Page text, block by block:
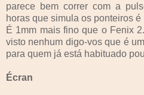
parece bem correr com a
horas que simula os ponteiros é
É 1mm mais fino que o Fenix
visto nenhum digo-vos que é
para quem já está habituado
Écran